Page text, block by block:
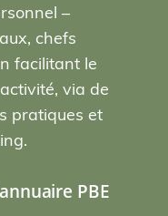
–
chefs
facilitant le
via de
pratiques et
PBE